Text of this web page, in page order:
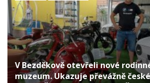
V Bezděkově otevřeli nové
muzeum. Ukazuje převážně